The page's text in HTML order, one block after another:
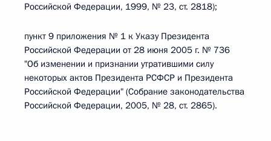
Российской Федерации, 1999, № 23, ст. 2818);
пункт 9 приложения № 1 к Указу Президента
Российской Федерации от 28 июня 2005 г. № 736
"Об изменении и признании утратившими силу
некоторых актов Президента РСФСР и Президента
Российской Федерации" (Собрание законодательства
Российской Федерации, 2005, № 28, ст. 2865).